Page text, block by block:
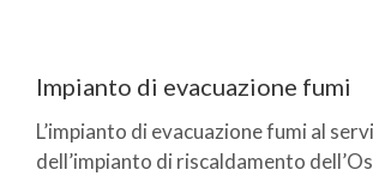
Impianto di evacuazione fumi
L’impianto di evacuazione fumi al
dell’impianto di riscaldamento